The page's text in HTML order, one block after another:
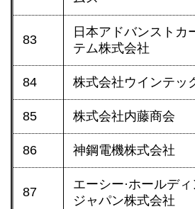
83
日本アドバンストカ
テム株式会社
84 株式会社ウインテッ
85 株式会社内藤商会
86 神鋼電機株式会社
87
エーシー·ホールディ
ジャパン株式会社